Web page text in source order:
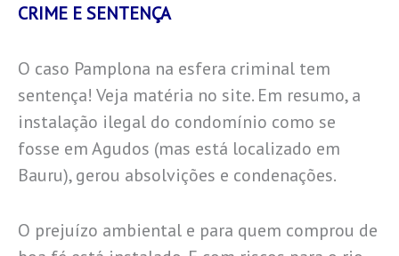
CRIME E SENTENÇA
O caso Pamplona na esfera criminal tem
sentença! Veja matéria no site. Em resumo, a
instalação ilegal do condomínio como se
fosse em Agudos (mas está localizado em
Bauru), gerou absolvições e condenações.
O prejuízo ambiental e para quem comprou de